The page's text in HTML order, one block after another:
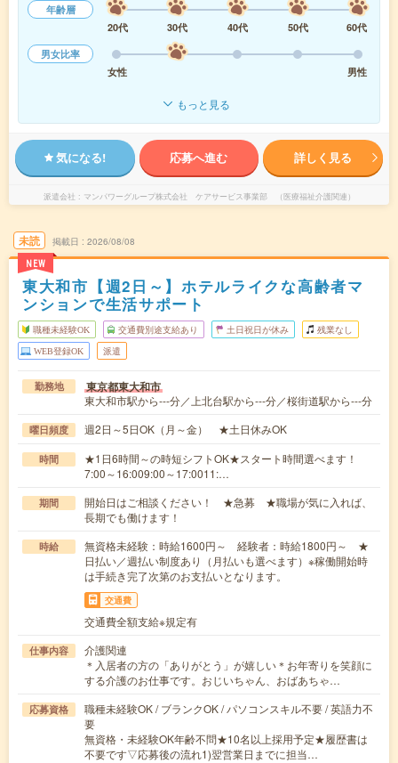
年齢層
20代
30代 40代 50代
60代
男女比率
女性
男性
もっと見る
気になる! 応募へ進む 詳しく見る
派遣会社 マンパワーグループ株式会社 ケアサービス事業部 （医療福祉介護関連）
未読
NEW
掲載日 2026/08/08
東大和市【週2日～】ホテルライクな高齢者マ
ンションで生活サポート
職種未経験OK 交通費別途支給あり 土日祝日が休み 残業なし
WEB登録OK 派遣
勤務地 東京都東大和市
東大和市駅から---分／上北台駅から---分／桜街道駅から---分
曜日頻度 週2日～5日OK（月～金） ★土日休みOK
時間
★1日6時間～の時短シフトOK★スタート時間選べます！
7:00～16:009:00～17:0011:…
期間
開始日はご相談ください！ ★急募 ★職場が気に入れば、
長期でも働けます！
時給
無資格未経験：時給1600円～ 経験者：時給1800円～ ★
日払い／週払い制度あり（月払いも選べます）※稼働開始時
は手続き完了次第のお支払いとなります。
交通費
交通費全額支給※規定有
仕事内容
介護関連
＊入居者の方の「ありがとう」が嬉しい＊お年寄りを笑顔に
する介護のお仕事です。おじいちゃん、おばあちゃ…
応募資格
職種未経験OK / ブランクOK / パソコンスキル不要 / 英語力不
要
無資格・未経験OK年齢不問★10名以上採用予定★履歴書は
不要です▽応募後の流れ1)翌営業日までに担当…